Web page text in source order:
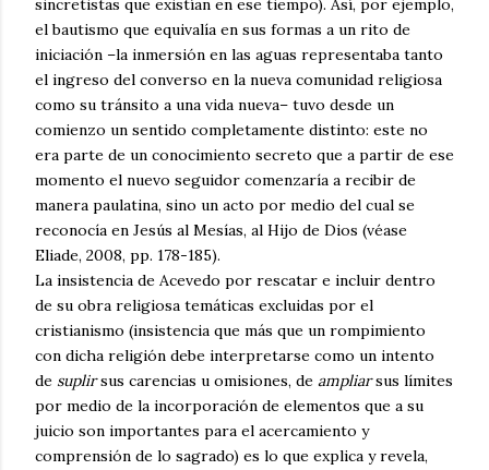
sincretistas que existían en ese tiempo). Así, por ejemplo,
el bautismo que equivalía en sus formas a un rito de
iniciación –la inmersión en las aguas representaba tanto
el ingreso del converso en la nueva comunidad religiosa
como su tránsito a una vida nueva– tuvo desde un
comienzo un sentido completamente distinto: este no
era parte de un conocimiento secreto que a partir de ese
momento el nuevo seguidor comenzaría a recibir de
manera paulatina, sino un acto por medio del cual se
reconocía en Jesús al Mesías, al Hijo de Dios (véase
Eliade, 2008, pp. 178-185).
La insistencia de Acevedo por rescatar e incluir dentro
de su obra religiosa temáticas excluidas por el
cristianismo (insistencia que más que un rompimiento
con dicha religión debe interpretarse como un intento
de suplirsus carencias u omisiones, de ampliarsus límites
por medio de la incorporación de elementos que a su
juicio son importantes para el acercamiento y
comprensión de lo sagrado) es lo que explica y revela,